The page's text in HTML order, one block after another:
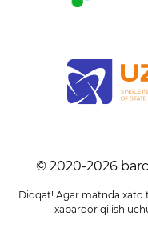
© 2020-2026
Diqqat! Agar matnda xato
xabardor qilish